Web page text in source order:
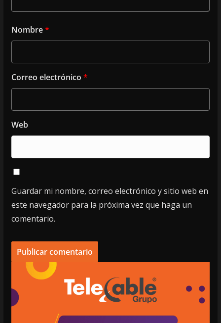
Nombre*
Correo electrónico *
Web
Guardar mi nombre, correo electrónico y sitio web en
este navegador para la próxima vez que haga un
comentario.